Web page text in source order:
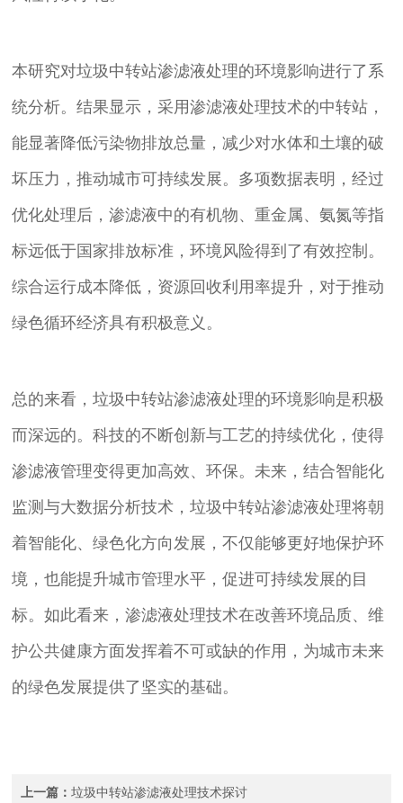
本研究对垃圾中转站渗滤液处理的环境影响进行了系
统分析。结果显示，采用渗滤液处理技术的中转站，
能显著降低污染物排放总量，减少对水体和土壤的破
坏压力，推动城市可持续发展。多项数据表明，经过
优化处理后，渗滤液中的有机物、重金属、氨氮等指
标远低于国家排放标准，环境风险得到了有效控制。
综合运行成本降低，资源回收利用率提升，对于推动
绿色循环经济具有积极意义。
总的来看，垃圾中转站渗滤液处理的环境影响是积极
而深远的。科技的不断创新与工艺的持续优化，使得
渗滤液管理变得更加高效、环保。未来，结合智能化
监测与大数据分析技术，垃圾中转站渗滤液处理将朝
着智能化、绿色化方向发展，不仅能够更好地保护环
境，也能提升城市管理水平，促进可持续发展的目
标。如此看来，渗滤液处理技术在改善环境品质、维
护公共健康方面发挥着不可或缺的作用，为城市未来
的绿色发展提供了坚实的基础。
上一篇：垃圾中转站渗滤液处理技术探讨